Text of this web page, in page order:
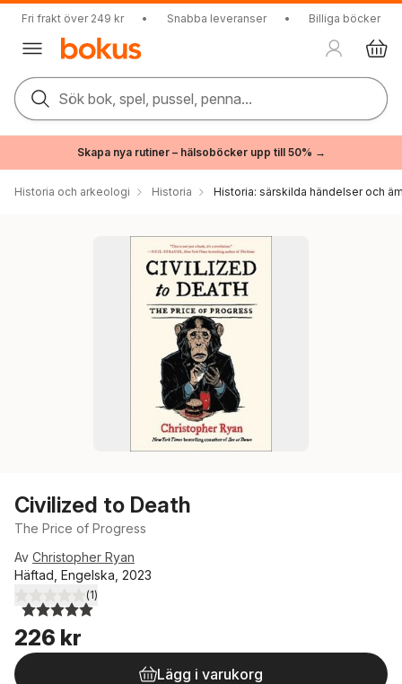
Fri frakt över 249 kr • Snabba leveranser • Billiga böcker
Sök bok, spel, pussel, penna...
Skapa nya rutiner – hälsoböcker upp till 50% →
Historia och arkeologi Historia Historia: särskilda händelser och
Civilized to Death
The Price of Progress
Av Christopher Ryan
Häftad, Engelska, 2023
5,0utav 5 stjärnor. Totalt antal röster:
(1)
226 kr
Lägg i varukorg